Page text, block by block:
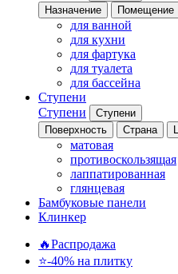
Назначение
Помещение
для ванной
для кухни
для фартука
для туалета
для бассейна
Ступени
Ступени
Ступени
Поверхность
Страна
матовая
противоскользящая
лаппатированная
глянцевая
Бамбуковые панели
Клинкер
🔥Распродажа
⭐-40% на плитку